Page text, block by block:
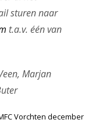
sturen naar
t.a.v. één van
Marjan
Vorchten december